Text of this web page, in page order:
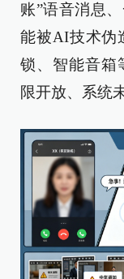
账”语音消息
能被AI技术伪
锁、智能音箱
限开放、系统